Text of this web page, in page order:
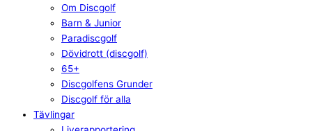
Om Discgolf
Barn & Junior
Paradiscgolf
Dövidrott (discgolf)
65+
Discgolfens Grunder
Discgolf för alla
Tävlingar